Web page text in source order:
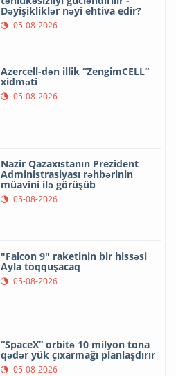
Dəyişikliklər nəyi ehtiva edir?
05-08-2026
Azercell-dən illik “ZengimCELL”
xidməti
05-08-2026
Nazir Qazaxıstanın Prezident
Administrasiyası rəhbərinin
müavini ilə görüşüb
05-08-2026
"Falcon 9" raketinin bir hissəsi
Ayla toqquşacaq
05-08-2026
“SpaceX” orbitə 10 milyon tona
qədər yük çıxarmağı planlaşdırır
05-08-2026